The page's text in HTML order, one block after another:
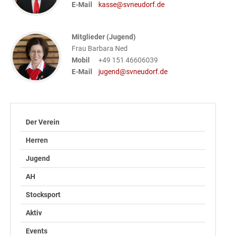
E-Mail
kasse@svneudorf.de
Mitglieder (Jugend)
Frau Barbara Ned
Mobil
+49 151 46606039
E-Mail
jugend@svneudorf.de
Der Verein
Herren
Jugend
AH
Stocksport
Aktiv
Events